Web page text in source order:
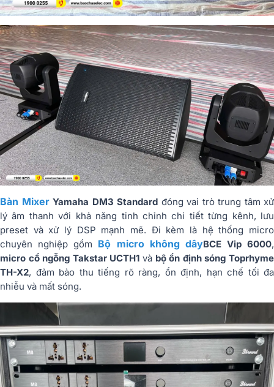
Bàn MixerYamaha DM3 Standard đóng vai trò trung tâm xử
lý âm thanh với khả năng tinh chỉnh chi tiết từng kênh, lưu
preset và xử lý DSP mạnh mẽ. Đi kèm là hệ thống micro
chuyên nghiệp gồm Bộ micro không dâyBCE Vip 6000,
micro cổ ngỗng Takstar UCTH1 và bộ ổn định sóng Toprhyme
TH-X2, đảm bảo thu tiếng rõ ràng, ổn định, hạn chế tối đa
nhiễu và mất sóng.